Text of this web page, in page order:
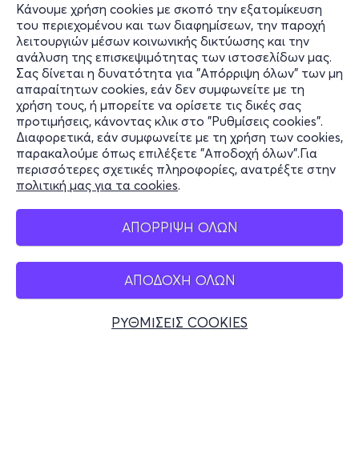
Κάνουμε χρήση cookies με σκοπό την εξατομίκευση
του περιεχομένου και των διαφημίσεων, την παροχή
λειτουργιών μέσων κοινωνικής δικτύωσης και την
ανάλυση της επισκεψιμότητας των ιστοσελίδων μας.
Σας δίνεται η δυνατότητα για "Απόρριψη όλων" των μη
απαραίτητων cookies, εάν δεν συμφωνείτε με τη
χρήση τους, ή μπορείτε να ορίσετε τις δικές σας
προτιμήσεις, κάνοντας κλικ στο "Ρυθμίσεις cookies".
Διαφορετικά, εάν συμφωνείτε με τη χρήση των cookies,
παρακαλούμε όπως επιλέξετε "Αποδοχή όλων".Για
περισσότερες σχετικές πληροφορίες, ανατρέξτε στην
πολιτική μας για τα cookies.
ΑΠΟΡΡΙΨΗ ΟΛΩΝ
ΑΠΟΔΟΧΗ ΟΛΩΝ
ΡΥΘΜΙΣΕΙΣ COOKIES
Πληροφορίες
Υποστήριξη
Stay Connected
Mobile app